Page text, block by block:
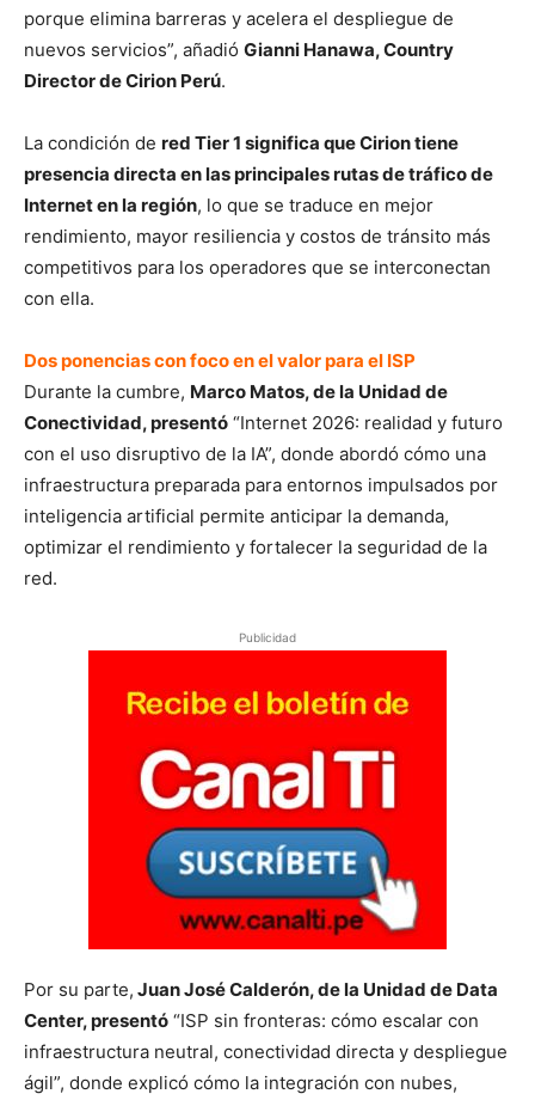
porque elimina barreras y acelera el despliegue de
nuevos servicios”, añadió Gianni Hanawa, Country
Director de Cirion Perú.
La condición de red Tier 1 significa que Cirion tiene
presencia directa en las principales rutas de tráfico de
Internet en la región, lo que se traduce en mejor
rendimiento, mayor resiliencia y costos de tránsito más
competitivos para los operadores que se interconectan
con ella.
Dos ponencias con foco en el valor para el ISP
Durante la cumbre, Marco Matos, de la Unidad de
Conectividad, presentó “Internet 2026: realidad y futuro
con el uso disruptivo de la IA”, donde abordó cómo una
infraestructura preparada para entornos impulsados por
inteligencia artificial permite anticipar la demanda,
optimizar el rendimiento y fortalecer la seguridad de la
red.
Publicidad
Por su parte, Juan José Calderón, de la Unidad de Data
Center, presentó “ISP sin fronteras: cómo escalar con
infraestructura neutral, conectividad directa y despliegue
ágil”, donde explicó cómo la integración con nubes,